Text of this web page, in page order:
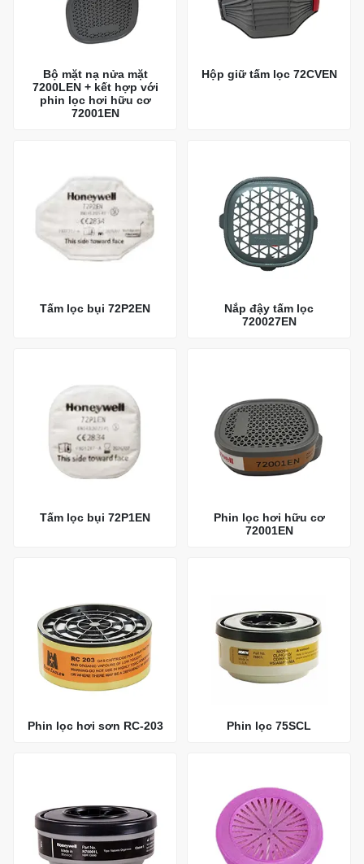
Bộ mặt nạ nửa mặt
7200LEN + kết hợp với
phin lọc hơi hữu cơ
72001EN
Hộp giữ tấm lọc 72CVEN
Tấm lọc bụi 72P2EN
Nắp đậy tấm lọc
720027EN
Tấm lọc bụi 72P1EN
Phin lọc hơi hữu cơ
72001EN
Phin lọc hơi sơn RC-203 Phin lọc 75SCL